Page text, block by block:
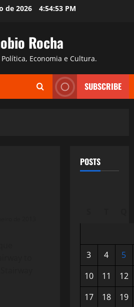
de 2026 4:54:54 PM
Rocha
Economia e Cultura.
SUBSCRIBE
POSTS
3 4
5
10
11
12
17
18
19